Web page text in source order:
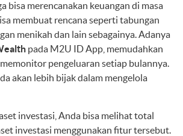
bisa merencanakan keuangan di masa
membuat rencana seperti tabungan
menikah dan lain sebagainya. Adanya
pada M2U ID App, memudahkan
pengeluaran setiap bulannya.
akan lebih bijak dalam mengelola
investasi, Anda bisa melihat total
investasi menggunakan fitur tersebut.